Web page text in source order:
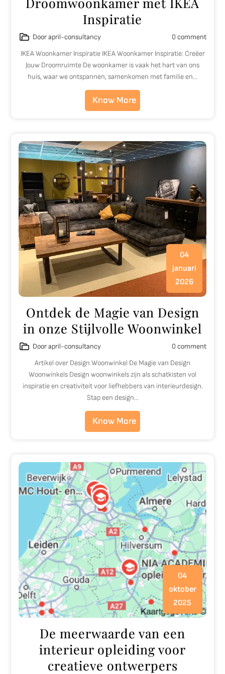
Inspiratie
Door april-consultancy
0 comment
IKEA Woonkamer Inspiratie IKEA Woonkamer Inspiratie: Creëer
Jouw Droomruimte De woonkamer is vaak het hart van ons
huis, waar we ontspannen, samenkomen met familie en…
Know More
04
januari
2026
Ontdek de Magie van Design
in onze Stijlvolle Woonwinkel
Door april-consultancy
0 comment
Artikel over Design Woonwinkel De Magie van Design
Woonwinkels Design woonwinkels zijn als schatkisten vol
inspiratie en creativiteit voor liefhebbers van interieurdesign.
Stap een design…
Know More
04
oktober
2025
De meerwaarde van een
interieur opleiding voor
creatieve ontwerpers